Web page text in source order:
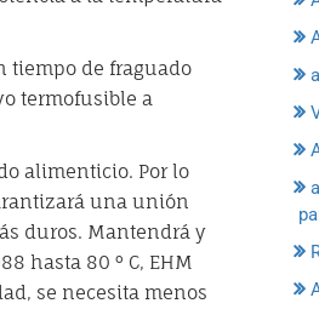
tiempo de fraguado
termofusible a
alimenticio. Por lo
una unión
duros. Mantendrá y
hasta 80 ° C, EHM
se necesita menos